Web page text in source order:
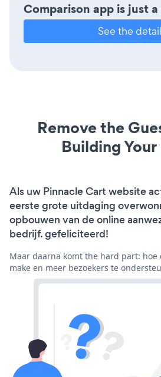
Comparison app is just
See the
Remove the
Building Your
Als uw Pinnacle Cart website
eerste grote uitdaging
opbouwen van de online
bedrijf. gefeliciteerd!
Maar daarna komt the hard part: hoe
make en meer bezoekers te